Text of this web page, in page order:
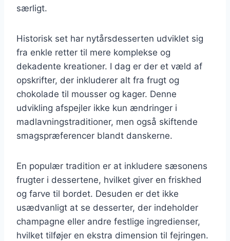
særligt.
Historisk set har nytårsdesserten udviklet sig
fra enkle retter til mere komplekse og
dekadente kreationer. I dag er der et væld af
opskrifter, der inkluderer alt fra frugt og
chokolade til mousser og kager. Denne
udvikling afspejler ikke kun ændringer i
madlavningstraditioner, men også skiftende
smagspræferencer blandt danskerne.
En populær tradition er at inkludere sæsonens
frugter i dessertene, hvilket giver en friskhed
og farve til bordet. Desuden er det ikke
usædvanligt at se desserter, der indeholder
champagne eller andre festlige ingredienser,
hvilket tilføjer en ekstra dimension til fejringen.